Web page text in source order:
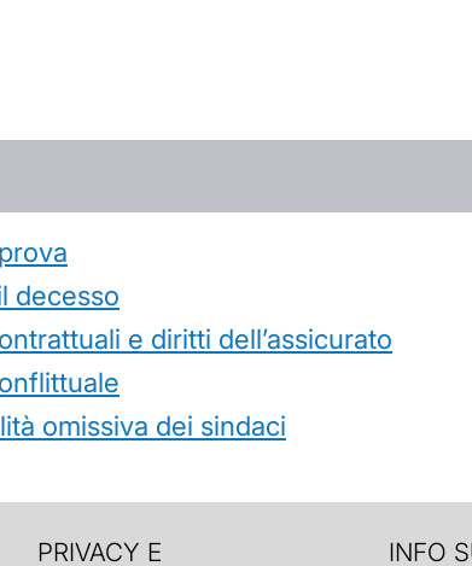
decesso
e diritti dell’assicurato
omissiva dei sindaci
PRIVACY E
INFO